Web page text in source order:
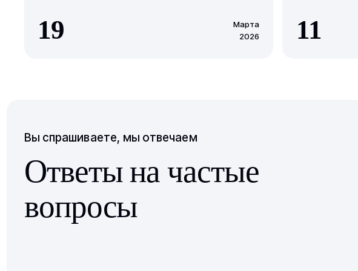
19
Марта
2026
11
Вы спрашиваете, мы отвечаем
Ответы на частые
вопросы